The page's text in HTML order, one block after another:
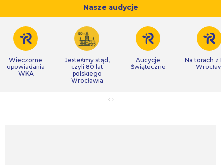
Nasze audycje
Wieczorne
opowiadania
WKA
Jesteśmy stąd,
czyli 80 lat
polskiego
Wrocławia
Audycje
Świąteczne
Na torach z